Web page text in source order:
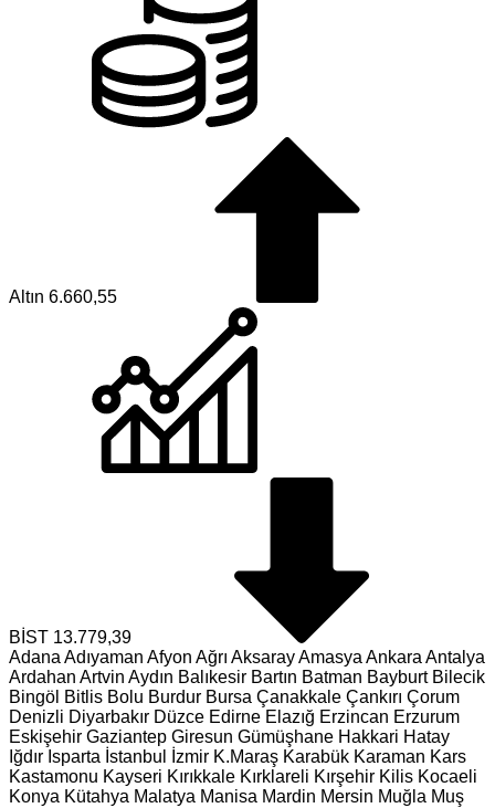
Altın 6.660,55
BİST 13.779,39
Adana Adıyaman Afyon Ağrı AksarayAmasya Ankara Antalya
Ardahan Artvin Aydın Balıkesir Bartın Batman Bayburt Bilecik
Bingöl Bitlis Bolu Burdur Bursa Çanakkale Çankırı Çorum
Denizli Diyarbakır Düzce Edirne Elazığ Erzincan Erzurum
Eskişehir Gaziantep Giresun Gümüşhane Hakkari Hatay
Iğdır Isparta İstanbul İzmir K.Maraş Karabük Karaman Kars
Kastamonu Kayseri Kırıkkale Kırklareli Kırşehir Kilis Kocaeli
Konya Kütahya Malatya Manisa Mardin Mersin Muğla Muş